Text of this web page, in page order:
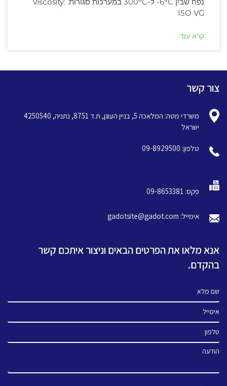
ISO VG
קרא עוד
צור קשר
משרדי מטה: המלאכה 5, בניין העוגן, ת.ד 8751, נתניה, 4250540
ישראל
טלפון: 09-8929500
פקס: 09-8653381
אימייל: gadotsite@gadot.com
אנא מלאו את הפרטים הבאים וניצור איתכם קשר
בהקדם.
שם מלא
אימייל
טלפון
הודעה